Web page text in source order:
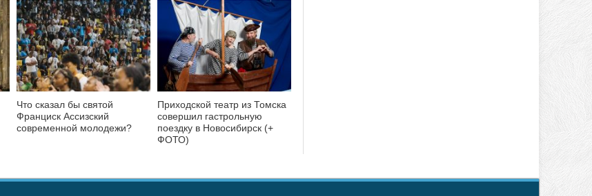
Что сказал бы святой
Франциск Ассизский
современной молодежи?
Приходской театр из Томска
совершил гастрольную
поездку в Новосибирск (+
ФОТО)